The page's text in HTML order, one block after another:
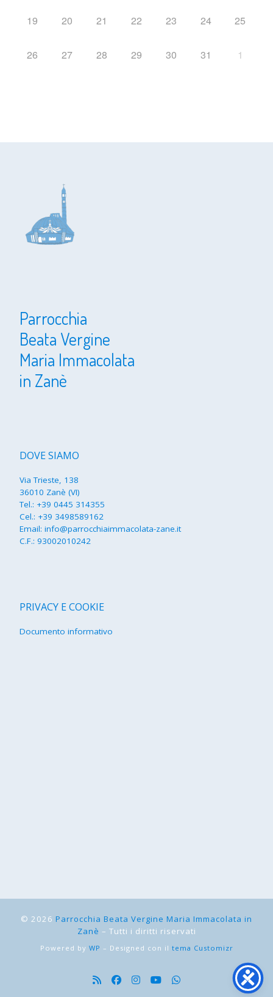
19 20 21 22 23 24 25
26 27 28 29 30 31 1
Parrocchia
Beata Vergine
Maria Immacolata
in Zanè
DOVE SIAMO
Via Trieste, 138
36010 Zanè (VI)
Tel.: +39 0445 314355
Cel.: +39 3498589162
Email: info@parrocchiaimmacolata-zane.it
C.F.: 93002010242
PRIVACY E COOKIE
Documento informativo
© 2026 Parrocchia Beata Vergine Maria Immacolata in
Zanè – Tutti i diritti riservati
Powered by WP – Designed con il tema Customizr